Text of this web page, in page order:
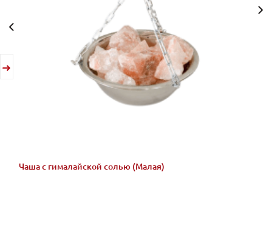
Чаша с гималайской солью (Малая)